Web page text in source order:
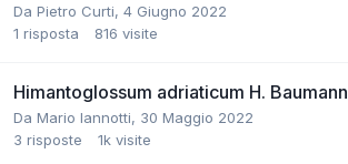
Da Pietro Curti, 4 Giugno 2022
1 risposta 816 visite
Himantoglossum adriaticum H. Baumann
Da Mario Iannotti, 30 Maggio 2022
3 risposte 1k visite